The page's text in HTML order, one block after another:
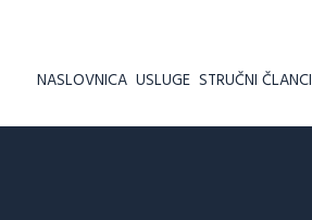
NASLOVNICA USLUGE STRUČNI ČLANCI